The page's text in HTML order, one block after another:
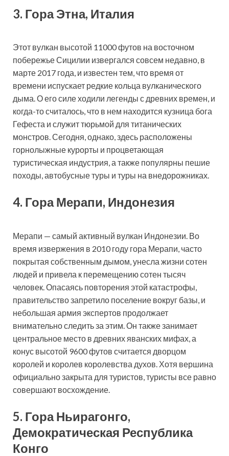
3. Гора Этна, Италия
Этот вулкан высотой 11000 футов на восточном
побережье Сицилии извергался совсем недавно, в
марте 2017 года, и известен тем, что время от
времени испускает редкие кольца вулканического
дыма. О его силе ходили легенды с древних времен, и
когда-то считалось, что в нем находится кузница бога
Гефеста и служит тюрьмой для титанических
монстров. Сегодня, однако, здесь расположены
горнолыжные курорты и процветающая
туристическая индустрия, а также популярны пешие
походы, автобусные туры и туры на внедорожниках.
4. Гора Мерапи, Индонезия
Мерапи — самый активный вулкан Индонезии. Во
время извержения в 2010 году гора Мерапи, часто
покрытая собственным дымом, унесла жизни сотен
людей и привела к перемещению сотен тысяч
человек. Опасаясь повторения этой катастрофы,
правительство запретило поселение вокруг базы, и
небольшая армия экспертов продолжает
внимательно следить за этим. Он также занимает
центральное место в древних яванских мифах, а
конус высотой 9600 футов считается дворцом
королей и королев королевства духов. Хотя вершина
официально закрыта для туристов, туристы все равно
совершают восхождение.
5. Гора Ньирагонго,
Демократическая Республика
Конго